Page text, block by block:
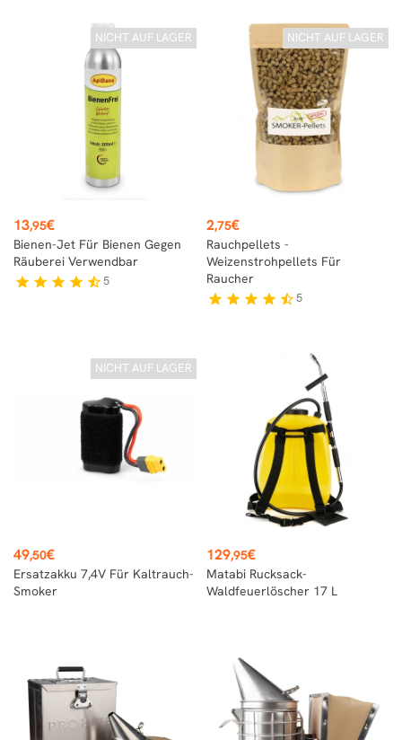
NICHT AUF LAGER
Preis
13,95€
Bienen-Jet Für Bienen Gegen
Räuberei Verwendbar
star star star star star_half5
NICHT AUF LAGER
Preis
2,75€
Rauchpellets -
Weizenstrohpellets Für
Raucher
star star star star star_half5
NICHT AUF LAGER
Preis
49,50€
Ersatzakku 7,4V Für Kaltrauch-
Smoker
Preis
129,95€
Matabi Rucksack-
Waldfeuerlöscher 17 L